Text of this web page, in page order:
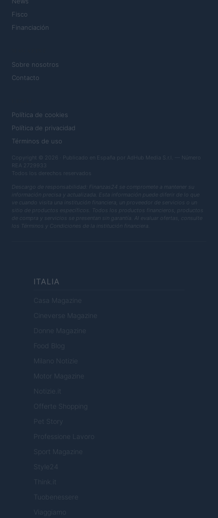
Fisco
Financiación
Sobre nosotros
Contacto
Política de cookies
Política de privacidad
Términos de uso
Copyright © 2026 · Publicado en España por AdHub Media S.r.l. — Número
REA 2729933
Todos los derechos reservados
Descargo de responsabilidad: Finanzas24 se compromete a mantener su
información precisa y actualizada. Esta información puede diferir de lo que
ve cuando visita una institución financiera, un proveedor de servicios o un
sitio de productos específicos. Todos los productos financieros, productos
de compra y servicios se presentan sin garantía. Al evaluar ofertas, consulte
los Términos y Condiciones de la institución financiera.
ITALIA
Casa Magazine
Cineverse Magazine
Donne Magazine
Food Blog
Milano Notizie
Motor Magazine
Notizie.it
Offerte Shopping
Pet Story
Professione Lavoro
Sport Magazine
Style24
Think.it
Tuobenessere
Viaggiamo